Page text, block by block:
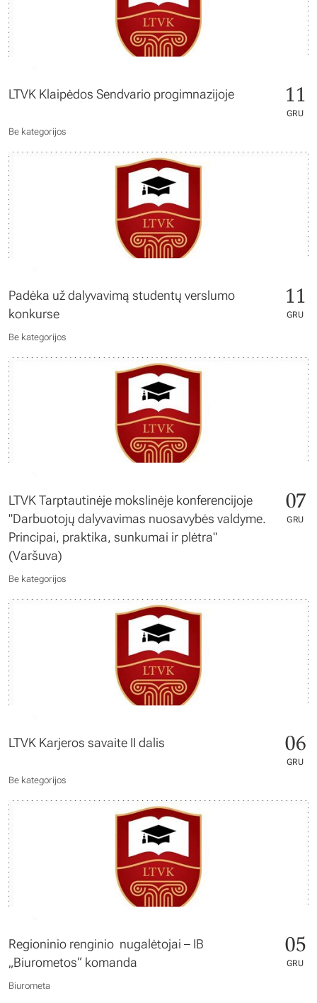
LTVK Klaipėdos Sendvario progimnazijoje 11
GRU
Be kategorijos
Padėka už dalyvavimą studentų verslumo
konkurse
11
GRU
Be kategorijos
LTVK Tarptautinėje mokslinėje konferencijoje
"Darbuotojų dalyvavimas nuosavybės valdyme.
Principai, praktika, sunkumai ir plėtra"
(Varšuva)
07
GRU
Be kategorijos
LTVK Karjeros savaite II dalis 06
GRU
Be kategorijos
Regioninio renginio nugalėtojai – IB
„Biurometos“ komanda
05
GRU
Biurometa